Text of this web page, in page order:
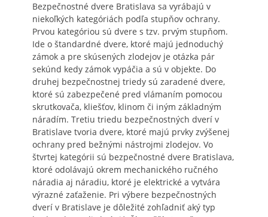
Bezpečnostné dvere Bratislava sa vyrábajú v
niekoľkých kategóriách podľa stupňov ochrany.
Prvou kategóriou sú dvere s tzv. prvým stupňom.
Ide o štandardné dvere, ktoré majú jednoduchý
zámok a pre skúsených zlodejov je otázka pár
sekúnd kedy zámok vypáčia a sú v objekte. Do
druhej bezpečnostnej triedy sú zaradené dvere,
ktoré sú zabezpečené pred vlámaním pomocou
skrutkovača, kliešťov, klinom či iným základným
náradím. Tretiu triedu bezpečnostných dverí v
Bratislave tvoria dvere, ktoré majú prvky zvýšenej
ochrany pred bežnými nástrojmi zlodejov. Vo
štvrtej kategórii sú bezpečnostné dvere Bratislava,
ktoré odolávajú okrem mechanického ručného
náradia aj náradiu, ktoré je elektrické a vytvára
výrazné zaťaženie. Pri výbere bezpečnostných
dverí v Bratislave je dôležité zohľadniť aký typ